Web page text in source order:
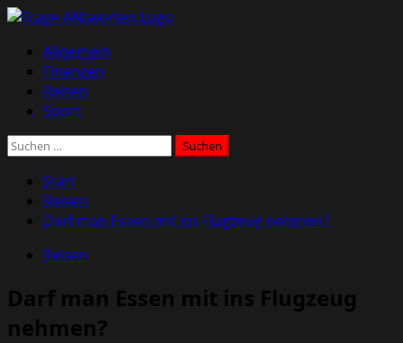
Zum
springen
Primäres
Menü
Allgemein
Finanzen
Reisen
Sport
Suchen
Start
Reisen
Darf man Essen mit ins Flugzeug nehmen?
Reisen
Darf man Essen mit ins Flugzeug
nehmen?